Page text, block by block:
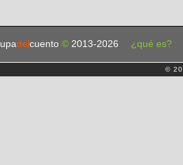
lupadelcuento©2013-2026 ¿qué es?
©